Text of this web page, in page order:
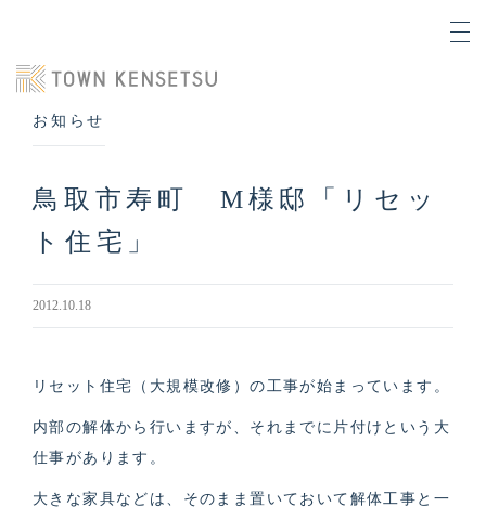
お知らせ
鳥取市寿町 M様邸「リセッ
ト住宅」
2012.10.18
リセット住宅（大規模改修）の工事が始まっています。
内部の解体から行いますが、それまでに片付けという大
仕事があります。
大きな家具などは、そのまま置いておいて解体工事と一